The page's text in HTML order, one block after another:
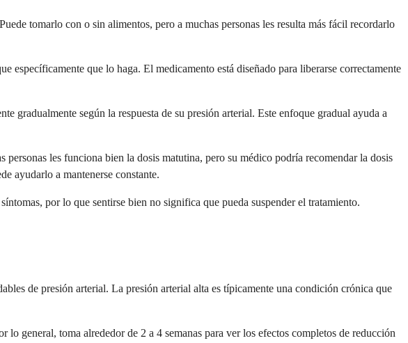
tomarlo con o sin alimentos, pero a muchas personas les resulta más fácil recordarlo
específicamente que lo haga. El medicamento está diseñado para liberarse correctamente
gradualmente según la respuesta de su presión arterial. Este enfoque gradual ayuda a
les funciona bien la dosis matutina, pero su médico podría recomendar la dosis
ayudarlo a mantenerse constante.
por lo que sentirse bien no significa que pueda suspender el tratamiento.
de presión arterial. La presión arterial alta es típicamente una condición crónica que
lo general, toma alrededor de 2 a 4 semanas para ver los efectos completos de reducción